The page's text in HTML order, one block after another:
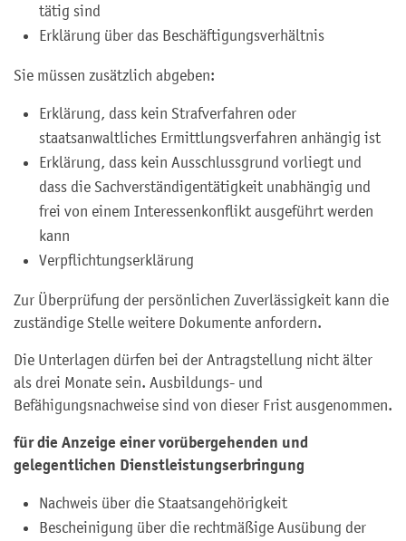
tätig sind
Erklärung über das Beschäftigungsverhältnis
Sie müssen zusätzlich abgeben:
Erklärung, dass kein Strafverfahren oder
staatsanwaltliches Ermittlungsverfahren anhängig ist
Erklärung, dass kein Ausschlussgrund vorliegt und
dass die Sachverständigentätigkeit unabhängig und
frei von einem Interessenkonflikt ausgeführt werden
kann
Verpflichtungserklärung
Zur Überprüfung der persönlichen Zuverlässigkeit kann die
zuständige Stelle weitere Dokumente anfordern.
Die Unterlagen dürfen bei der Antragstellung nicht älter
als drei Monate sein. Ausbildungs- und
Befähigungsnachweise sind von dieser Frist ausgenommen.
für die Anzeige einer vorübergehenden und
gelegentlichen Dienstleistungserbringung
Nachweis über die Staatsangehörigkeit
Bescheinigung über die rechtmäßige Ausübung der